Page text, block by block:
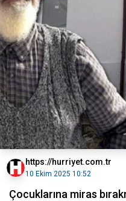
https://hurriyet.com.tr
10 Ekim 2025 10:52
Çocuklarına miras